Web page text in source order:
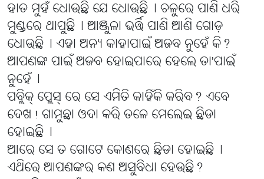
ହାତ ମୁହଁ ଧୋଉଛି ଯେ ଧୋଉଛି୤ ଚଳୁରେ ପାଣି ଧରି
ମୁଣ୍ଡରେ ଥାପୁଛି୤ ଆଞ୍ଜୁଳା ଭର୍ତ୍ତି ପାଣି ଆଣି ଗୋଡ଼
ଧୋଉଛି୤ ଏହା ଅନ୍ୟ କାହାପାଇଁ ଅଜବ ନୁହେଁ କି?
ଆପଣଙ୍କ ପାଇଁ ଅଜବ ହୋଇପାରେ ହେଲେ ତା'ପାଇଁ
ନୁହେଁ୤
ପବ୍ଲିକ୍ ପ୍ଲେସ୍ ରେ ସେ ଏମିତି କାହିଁକି କରିବ? ଏବେ
ଦେଖ! ଗାମୁଛା ଓଦା କରି ତଳେ ମେଲେଇ ଛିଡା
ହୋଇଛି୤
ଆରେ ସେ ତ ଗୋଟେ କୋଣରେ ଛିଡା ହୋଇଛି୤
ଏଥିରେ ଆପଣଙ୍କର କଣ ଅସୁବିଧା ହେଉଛି?